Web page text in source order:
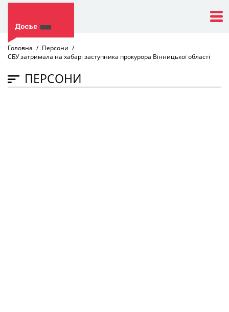
Головна
Персони
СБУ затримала на хабарі заступника прокурора Вінницької області
ПЕРСОНИ